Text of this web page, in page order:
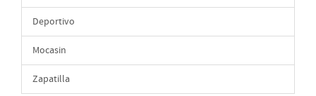
Deportivo
Mocasin
Zapatilla